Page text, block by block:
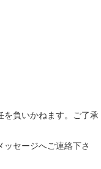
を負いかねます。ご了承
セージへご連絡下さ